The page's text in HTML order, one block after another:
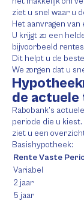
ziet u snel waar u
Het aanvragen
U krijgt zo een
bijvoorbeeld
Dit helpt u de
We zorgen dat u
de actuele
Rabobank’s
periode die u
ziet u een
Basishypotheek:
Rente Vaste
Variabel
2 jaar
5 jaar